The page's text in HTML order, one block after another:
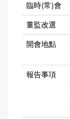
臨時(常)會
董監改選
開會地點
報告事項